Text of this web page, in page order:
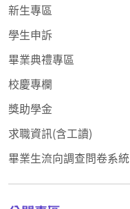
新生專區
學生申訴
畢業典禮專區
校慶專欄
獎助學金
求職資訊(含工讀)
畢業生流向調查問卷系統